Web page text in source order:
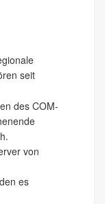
seit
des COM-
von
es